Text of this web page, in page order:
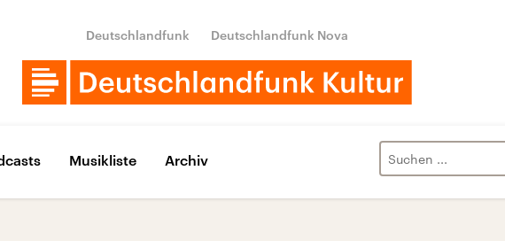
Deutschlandfunk Deutschlandfunk Nova
Musikliste Archiv